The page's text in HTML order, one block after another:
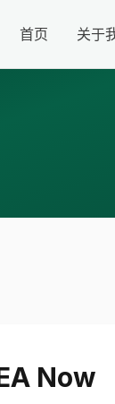
首页 关于
Now